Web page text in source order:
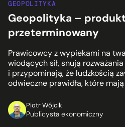
GEOPOLITYKA
Geopolityka – produkt
przeterminowany
Prawicowcy z wypiekami na
wiodących sił, snują
i przypominają, że ludzkością
odwieczne prawidła, które
Piotr Wójcik
Publicysta ekonomiczny